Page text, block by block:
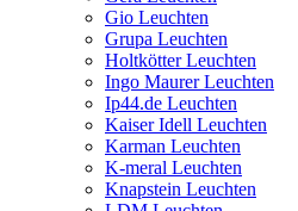
Gio Leuchten
Grupa Leuchten
Holtkötter Leuchten
Ingo Maurer Leuchten
Ip44.de Leuchten
Kaiser Idell Leuchten
Karman Leuchten
K-meral Leuchten
Knapstein Leuchten